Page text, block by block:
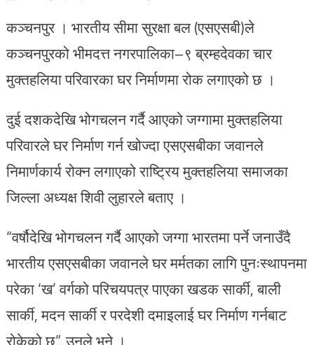
कञ्चनपुर । भारतीय सीमा सुरक्षा बल (एसएसबी)ले
कञ्चनपुरको भीमदत्त नगरपालिका–९ ब्रम्हदेवका चार
मुक्तहलिया परिवारका घर निर्माणमा रोक लगाएको छ ।
दुई दशकदेखि भोगचलन गर्दै आएको जग्गामा मुक्तहलिया
परिवारले घर निर्माण गर्न खोज्दा एसएसबीका जवानले
निमार्णकार्य रोक्न लगाएको राष्ट्रिय मुक्तहलिया समाजका
जिल्ला अध्यक्ष शिवी लुहारले बताए ।
“वर्षौदेखि भोगचलन गर्दै आएको जग्गा भारतमा पर्ने जनाउँदै
भारतीय एसएसबीका जवानले घर मर्मतका लागि पुनःस्थापनमा
परेका ‘ख’ वर्गको परिचयपत्र पाएका खडक सार्की, बाली
सार्की, मदन सार्की र परदेशी दमाइलाई घर निर्माण गर्नबाट
रोकेको छ”, उनले भने ।